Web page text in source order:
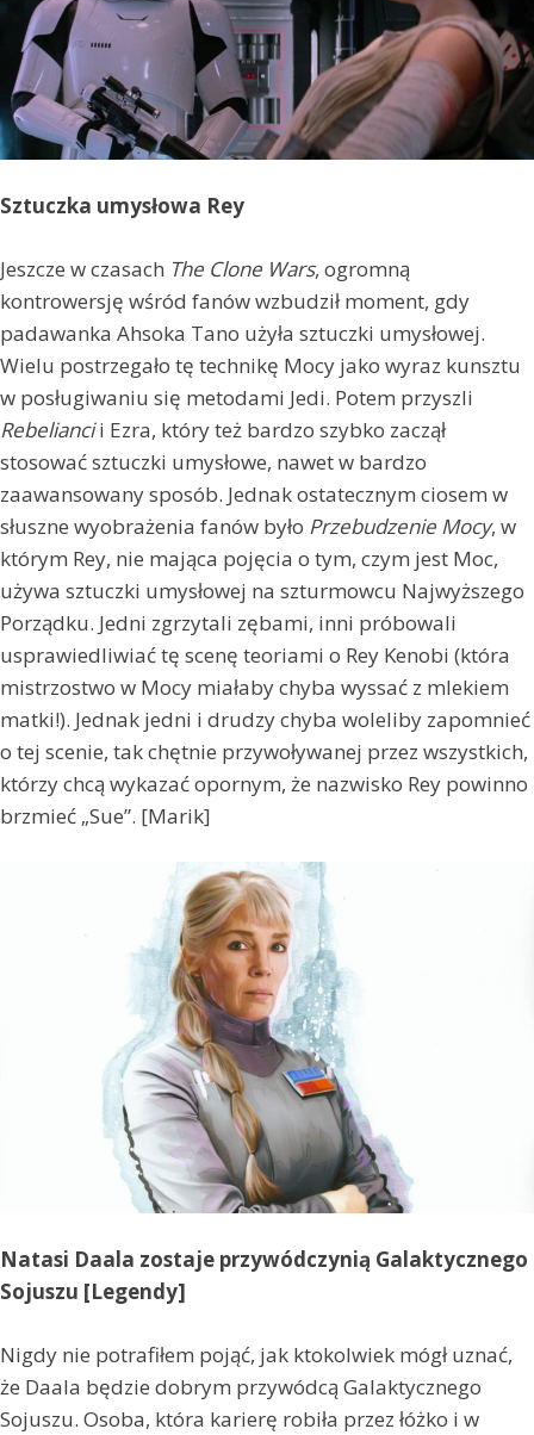
Sztuczka umysłowa Rey
Jeszcze w czasach The Clone Wars, ogromną
kontrowersję wśród fanów wzbudził moment, gdy
padawanka Ahsoka Tano użyła sztuczki umysłowej.
Wielu postrzegało tę technikę Mocy jako wyraz kunsztu
w posługiwaniu się metodami Jedi. Potem przyszli
Rebeliancii Ezra, który też bardzo szybko zaczął
stosować sztuczki umysłowe, nawet w bardzo
zaawansowany sposób. Jednak ostatecznym ciosem w
słuszne wyobrażenia fanów było Przebudzenie Mocy, w
którym Rey, nie mająca pojęcia o tym, czym jest Moc,
używa sztuczki umysłowej na szturmowcu Najwyższego
Porządku. Jedni zgrzytali zębami, inni próbowali
usprawiedliwiać tę scenę teoriami o Rey Kenobi (która
mistrzostwo w Mocy miałaby chyba wyssać z mlekiem
matki!). Jednak jedni i drudzy chyba woleliby zapomnieć
o tej scenie, tak chętnie przywoływanej przez wszystkich,
którzy chcą wykazać opornym, że nazwisko Rey powinno
brzmieć „Sue”. [Marik]
Natasi Daala zostaje przywódczynią Galaktycznego
Sojuszu [Legendy]
Nigdy nie potrafiłem pojąć, jak ktokolwiek mógł uznać,
że Daala będzie dobrym przywódcą Galaktycznego
Sojuszu. Osoba, która karierę robiła przez łóżko i w